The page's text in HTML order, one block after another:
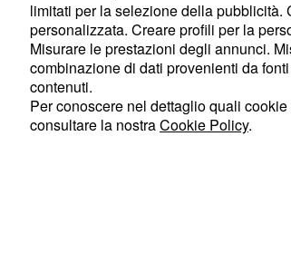
In queste nuove puntate di Beautiful
fino al 3 aprile 2015 in tv, inoltre,
tutti i modi di far allontanare Rick da
donna sembra procedere nel migliore dei
Ridge cercherà di parlare con l'uomo e di
suo matrimonio può essere ancora
, inoltre,
affatto contenta del riavvicinamento che
Ivy: la donna sembra essere gelosa e lo
nel momento in cui vedrà che i due si
limitati per la selezione della
personalizzata. Creare profili per la
Misurare le prestazioni degli annunci.
combinazione di dati provenienti da
contenuti.
Per conoscere nel dettaglio quali
consultare la nostraCookie Policy.